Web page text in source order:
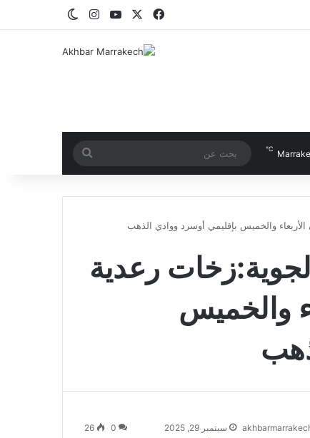
فيسبوك ‫YouTubeانستقرام
℃
عن
الأربعاء والخميس بإقليمي أوسرد ووادي الذهب
رعدية
والخميس
سبتمبر 29, 2025 0
26